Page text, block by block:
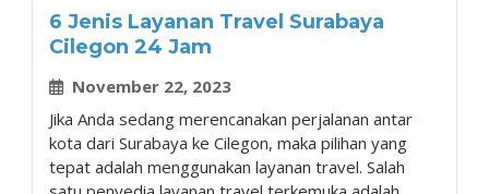
6 Jenis Layanan Travel Surabaya
Cilegon 24 Jam
November 22, 2023
Jika Anda sedang merencanakan perjalanan antar
kota dari Surabaya ke Cilegon, maka pilihan yang
tepat adalah menggunakan layanan travel. Salah